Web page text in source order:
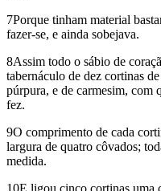
7Porque tinham material
fazer-se, e ainda sobejava.
8Assim todo o sábio de
tabernáculo de dez cortinas
púrpura, e de carmesim, com
fez.
9O comprimento de cada
largura de quatro côvados;
medida.
10E ligou cinco cortinas uma